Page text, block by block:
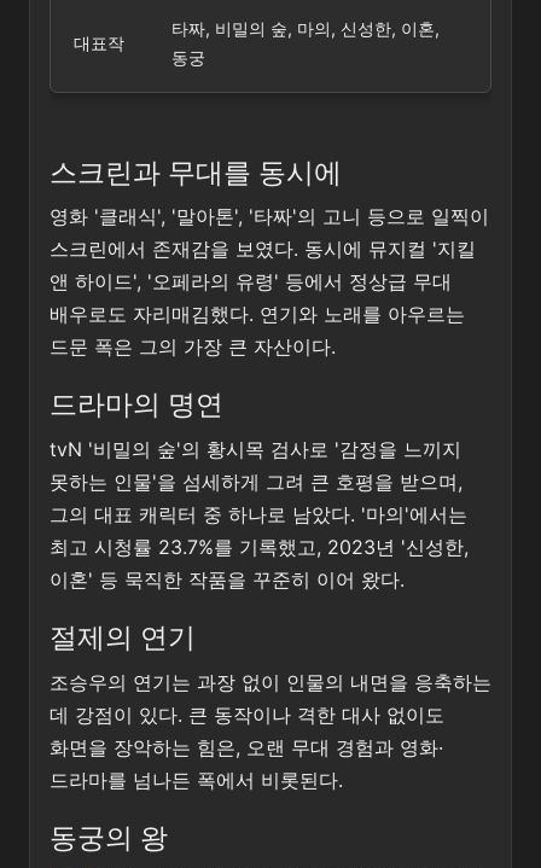
대표작
타짜, 비밀의 숲, 마의, 신성한, 이혼,
동궁
스크린과 무대를 동시에
영화 '클래식', '말아톤', '타짜'의 고니 등으로 일찍이
스크린에서 존재감을 보였다. 동시에 뮤지컬 '지킬
앤 하이드', '오페라의 유령' 등에서 정상급 무대
배우로도 자리매김했다. 연기와 노래를 아우르는
드문 폭은 그의 가장 큰 자산이다.
드라마의 명연
tvN '비밀의 숲'의 황시목 검사로 '감정을 느끼지
못하는 인물'을 섬세하게 그려 큰 호평을 받으며,
그의 대표 캐릭터 중 하나로 남았다. '마의'에서는
최고 시청률 23.7%를 기록했고, 2023년 '신성한,
이혼' 등 묵직한 작품을 꾸준히 이어 왔다.
절제의 연기
조승우의 연기는 과장 없이 인물의 내면을 응축하는
데 강점이 있다. 큰 동작이나 격한 대사 없이도
화면을 장악하는 힘은, 오랜 무대 경험과 영화·
드라마를 넘나든 폭에서 비롯된다.
동궁의 왕